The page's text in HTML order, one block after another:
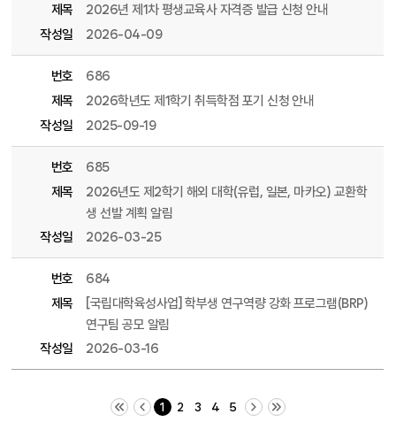
제목
2026년 제1차 평생교육사 자격증 발급 신청 안내
작성일
2026-04-09
번호
686
제목
2026학년도 제1학기 취득학점 포기 신청 안내
작성일
2025-09-19
번호
685
제목
2026년도 제2학기 해외 대학(유럽, 일본, 마카오) 교환학
생 선발 계획 알림
작성일
2026-03-25
번호
684
제목
[국립대학육성사업] 학부생 연구역량 강화 프로그램(BRP)
연구팀 공모 알림
작성일
2026-03-16
처음 페이지 이전 10 페이지
1 2 3 4 5
다음 10 페이지 끝 페이지